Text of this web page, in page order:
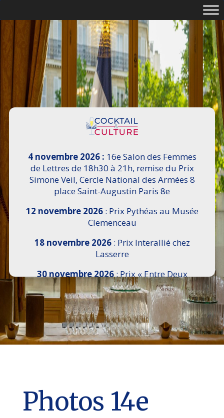
4 novembre 2026 : 16e Salon des Femmes
de Lettres de 18h30 à 21h, remise du Prix
Simone Veil, Cercle National des Armées 8
place Saint-Augustin Paris 8e
12 novembre 2026: Prix Pythéas au Musée
Clemenceau
18 novembre 2026: Prix Interallié chez
Lasserre
30 novembre 2026: Prix « Entre Deux
Rives » I Scemi Astutti au Sénat
7 décembre 2026 :16e Salon de l’Histoire de
18h30 à 21h, remise du Prix du Guesclin,
Cercle National des Armées 8 place Saint-
Augustin Paris 8e
Photos 14e